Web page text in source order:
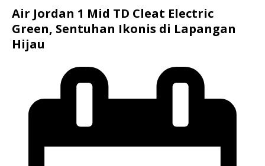
Air Jordan 1 Mid TD Cleat Electric
Green, Sentuhan Ikonis di Lapangan
Hijau